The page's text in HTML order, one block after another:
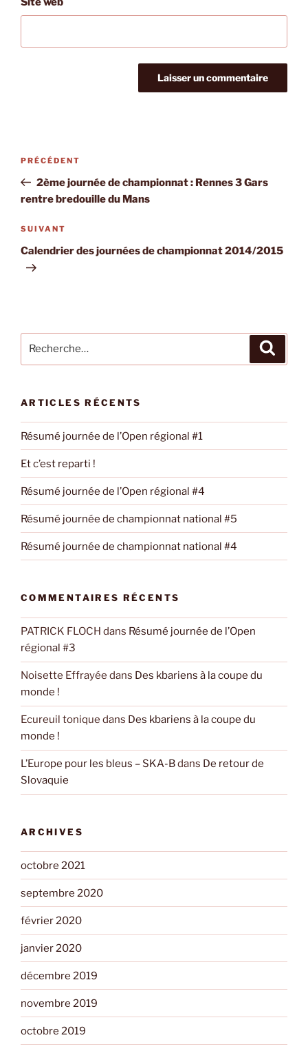
Navigation
l’article
Article
précédent
PRÉCÉDENT
2ème journée de championnat : Rennes 3 Gars
rentre bredouille du Mans
Article
suivant
SUIVANT
Calendrier des journées de championnat 2014/2015
pour
ARTICLES RÉCENTS
Résumé journée de l’Open régional #1
Et c’est reparti !
Résumé journée de l’Open régional #4
Résumé journée de championnat national #5
Résumé journée de championnat national #4
COMMENTAIRES RÉCENTS
PATRICK FLOCH dans Résumé journée de l’Open
régional #3
Noisette Effrayée dans Des kbariens à la coupe du
monde !
Ecureuil tonique dans Des kbariens à la coupe du
monde !
L’Europe pour les bleus – SKA-Bdans De retour de
Slovaquie
ARCHIVES
octobre 2021
septembre 2020
février 2020
janvier 2020
décembre 2019
novembre 2019
octobre 2019